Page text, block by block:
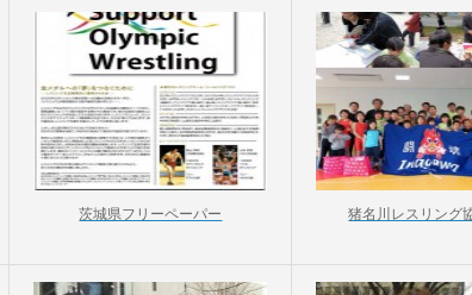
茨城県フリーペーパー 猪名川レスリング